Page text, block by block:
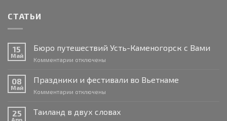
СТАТЬИ
15
Май
Бюро путешествий Усть-Каменогорск с Вами
Комментарии к
путешествий
Усть-
с
отключены
08
Май
Праздники и фестивали во Вьетнаме
Комментарии к
и
отключены
25
Апр
Таиланд в двух словах